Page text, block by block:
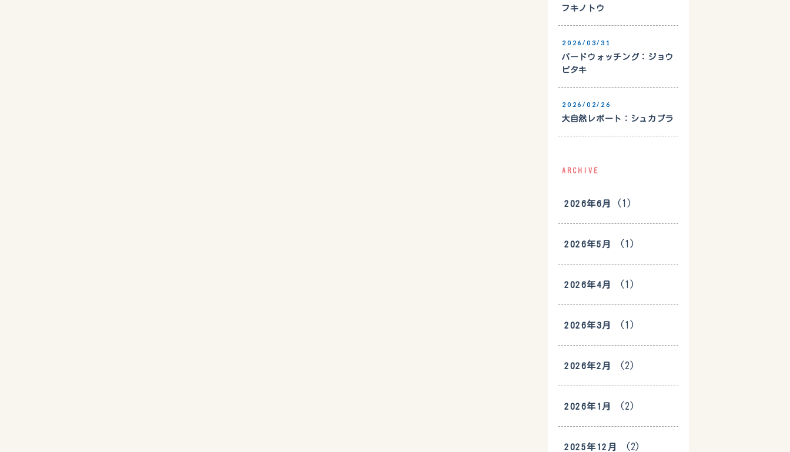
フキノトウ
2026/03/31
バードウォッチング：ジョウ
ビタキ
2026/02/26
大自然レポート：シュカブラ
ARCHIVE
2026年6月 (1)
2026年5月 (1)
2026年4月 (1)
2026年3月 (1)
2026年2月 (2)
2026年1月 (2)
2025年12月 (2)